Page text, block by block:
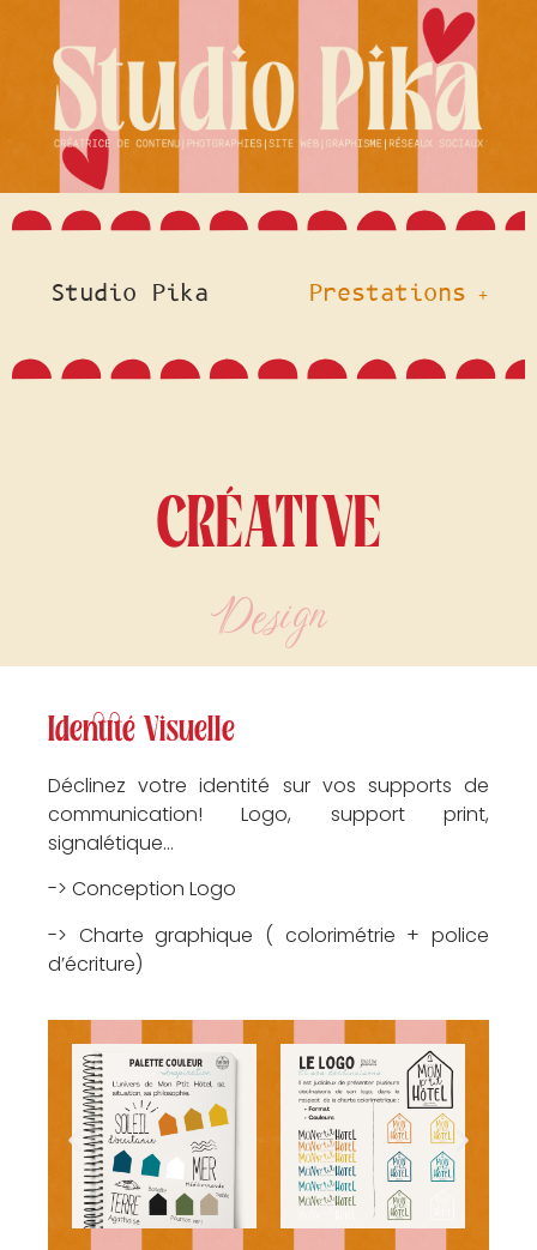
Studio Pika Prestations
CRÉATIVE
Design
Identité Visuelle
Déclinez votre identité sur vos supports de
communication! Logo, support print,
signalétique…
-> Conception Logo
-> Charte graphique ( colorimétrie + police
d’écriture)